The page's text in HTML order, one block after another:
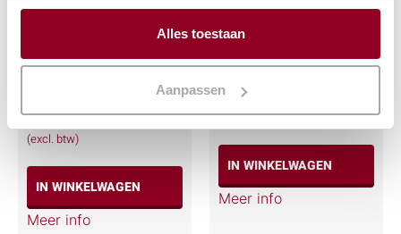
Alles toestaan
Aanpassen
Serveerschaal recht
€2,91
(excl. btw)
IN WINKELWAGEN
Meer info
Soepterrine RVS
€ 2,03
(excl. btw)
IN WINKELWAGEN
Meer info